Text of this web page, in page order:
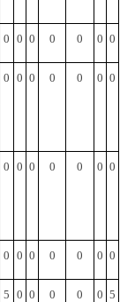
0 0 0 0 0 0 0
0 0 0 0 0 0 0
0 0 0 0 0 0 0
0 0 0 0 0 0 0
5 0 0 0 0 0 5